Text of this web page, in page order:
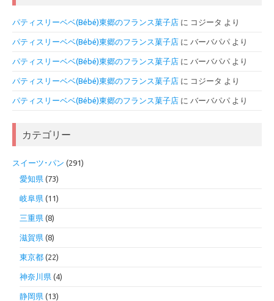
パティスリーベベ(Bébé)東郷のフランス菓子店 に コジータ より
パティスリーベベ(Bébé)東郷のフランス菓子店 に バーバパパ より
パティスリーベベ(Bébé)東郷のフランス菓子店 に バーバパパ より
パティスリーベベ(Bébé)東郷のフランス菓子店 に コジータ より
パティスリーベベ(Bébé)東郷のフランス菓子店 に バーバパパ より
カテゴリー
スイーツ･パン (291)
愛知県 (73)
岐阜県 (11)
三重県 (8)
滋賀県 (8)
東京都 (22)
神奈川県 (4)
静岡県 (13)